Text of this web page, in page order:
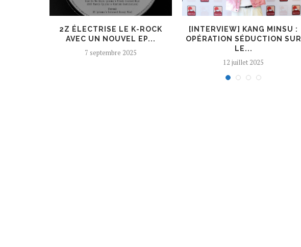
2Z ÉLECTRISE LE K-ROCK
AVEC UN NOUVEL EP...
7 septembre 2025
[INTERVIEW] KANG MINSU :
OPÉRATION SÉDUCTION SUR
LE...
12 juillet 2025